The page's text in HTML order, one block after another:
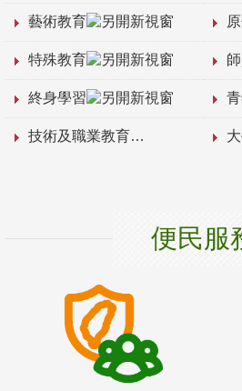
藝術教育
特殊教育
終身學習
技術及職業教育
便民服